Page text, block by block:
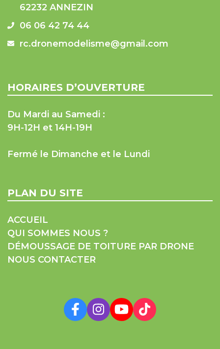
62232 ANNEZIN
06 06 42 74 44
rc.dronemodelisme@gmail.com
HORAIRES D’OUVERTURE
Du Mardi au Samedi :
9H-12H et 14H-19H
Fermé le Dimanche et le Lundi
PLAN DU SITE
ACCUEIL
QUI SOMMES NOUS ?
DÉMOUSSAGE DE TOITURE PAR DRONE
NOUS CONTACTER